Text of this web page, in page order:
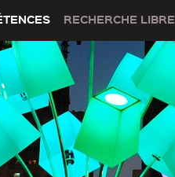
RECHERCHE LIBRE